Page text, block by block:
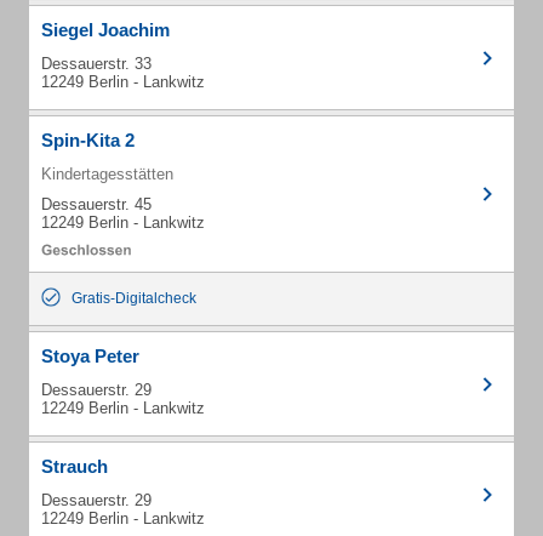
Siegel Joachim
Dessauerstr. 33
12249 Berlin - Lankwitz
Spin-Kita 2
Kindertagesstätten
Dessauerstr. 45
12249 Berlin - Lankwitz
Gratis-Digitalcheck
Stoya Peter
Dessauerstr. 29
12249 Berlin - Lankwitz
Strauch
Dessauerstr. 29
12249 Berlin - Lankwitz